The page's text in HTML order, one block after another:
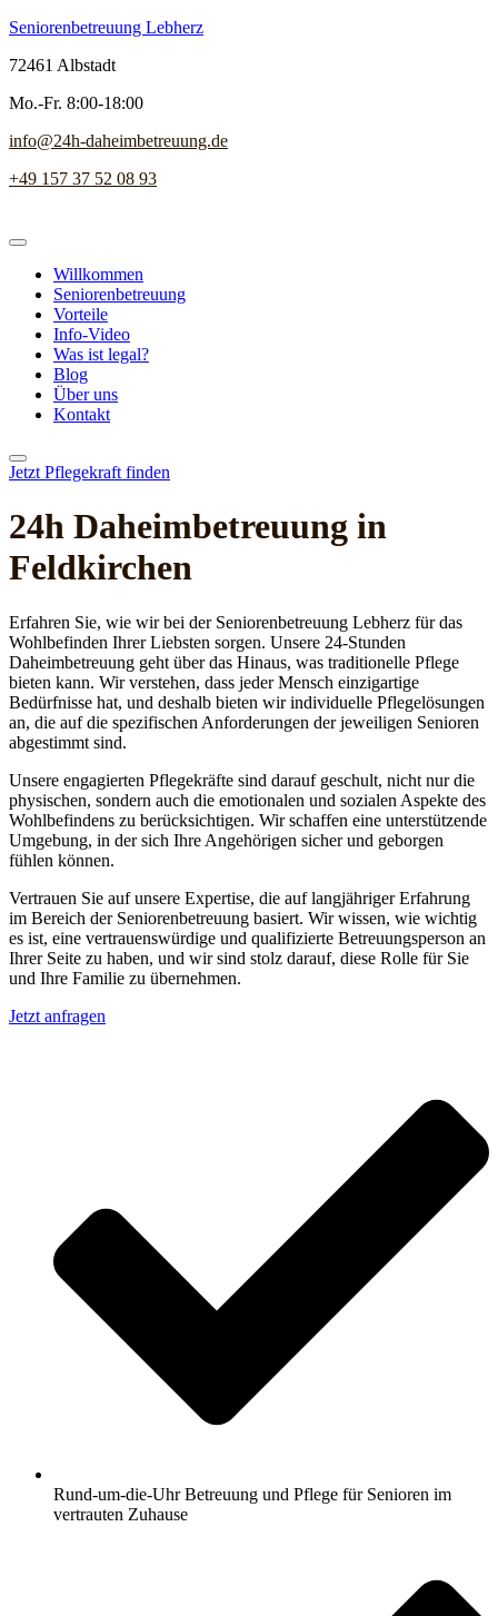
Seniorenbetreuung Lebherz
72461 Albstadt
Mo.-Fr. 8:00-18:00
info@24h-daheimbetreuung.de
+49 157 37 52 08 93
Willkommen
Seniorenbetreuung
Vorteile
Info-Video
Was ist legal?
Blog
Über uns
Kontakt
Jetzt Pflegekraft finden
24h Daheim­betreuung in
Feldkirchen
Erfahren Sie, wie wir bei der Seniorenbetreuung Lebherz für das
Wohlbefinden Ihrer Liebsten sorgen. Unsere 24-Stunden
Daheimbetreuung geht über das Hinaus, was traditionelle Pflege
bieten kann. Wir verstehen, dass jeder Mensch einzigartige
Bedürfnisse hat, und deshalb bieten wir individuelle Pflegelösungen
an, die auf die spezifischen Anforderungen der jeweiligen Senioren
abgestimmt sind.
Unsere engagierten Pflegekräfte sind darauf geschult, nicht nur die
physischen, sondern auch die emotionalen und sozialen Aspekte des
Wohlbefindens zu berücksichtigen. Wir schaffen eine unterstützende
Umgebung, in der sich Ihre Angehörigen sicher und geborgen
fühlen können.
Vertrauen Sie auf unsere Expertise, die auf langjähriger Erfahrung
im Bereich der Seniorenbetreuung basiert. Wir wissen, wie wichtig
es ist, eine vertrauenswürdige und qualifizierte Betreuungsperson an
Ihrer Seite zu haben, und wir sind stolz darauf, diese Rolle für Sie
und Ihre Familie zu übernehmen.
Jetzt anfragen
Rund-um-die-Uhr Betreuung und Pflege für Senioren im
vertrauten Zuhause